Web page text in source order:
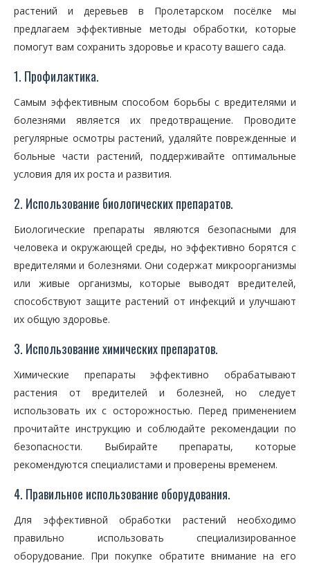
растений и деревьев в Пролетарском посёлке мы
предлагаем эффективные методы обработки, которые
помогут вам сохранить здоровье и красоту вашего сада.
1. Профилактика.
Самым эффективным способом борьбы с вредителями и
болезнями является их предотвращение. Проводите
регулярные осмотры растений, удаляйте поврежденные и
больные части растений, поддерживайте оптимальные
условия для их роста и развития.
2. Использование биологических препаратов.
Биологические препараты являются безопасными для
человека и окружающей среды, но эффективно борятся с
вредителями и болезнями. Они содержат микроорганизмы
или живые организмы, которые выводят вредителей,
способствуют защите растений от инфекций и улучшают
их общую здоровье.
3. Использование химических препаратов.
Химические препараты эффективно обрабатывают
растения от вредителей и болезней, но следует
использовать их с осторожностью. Перед применением
прочитайте инструкцию и соблюдайте рекомендации по
безопасности. Выбирайте препараты, которые
рекомендуются специалистами и проверены временем.
4. Правильное использование оборудования.
Для эффективной обработки растений необходимо
правильно использовать специализированное
оборудование. При покупке обратите внимание на его